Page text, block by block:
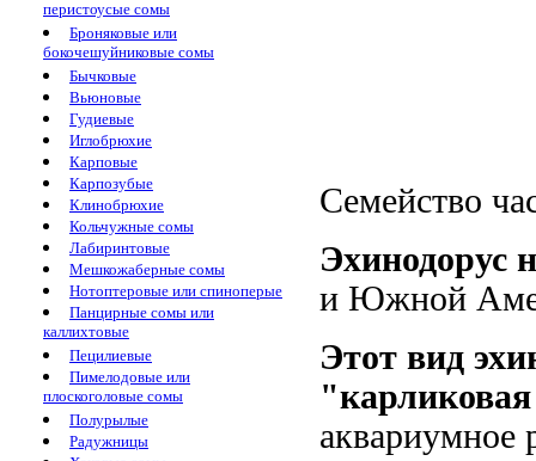
перистоусые сомы
Броняковые или
бокочешуйниковые сомы
Бычковые
Вьюновые
Гудиевые
Иглобрюхие
Карповые
Карпозубые
Клинобрюхие
Кольчужные сомы
Лабиринтовые
Мешкожаберные сомы
Нотоптеровые или спиноперые
Панцирные сомы или
каллихтовые
Пецилиевые
Пимелодовые или
плоскоголовые сомы
Полурылые
Радужницы
Семейство
Эхинодорус
и Южной
Этот вид
аквариумное